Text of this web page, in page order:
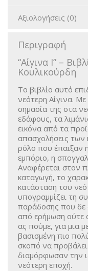
Αξιολογήσεις (0)
Περιγραφή
“Αίγινα Ι” –
Κουλικούρδη
Το βιβλίο αυτό
νεότερη Αίγινα.
σημασία της στα
εδάφους, τα
εικόνα από τα
απασχολήσεις των
ρόλο που έπαιξαν
εμπόριο, η
Αναφέρεται στον
καταγωγή, το
κατάσταση του
υπογραμμίζει τη
παράδοσης που δε
από ερήμωση ούτε
ας πούμε, για μια
βασισμένη πιο
σκοπό να
διαμόρφωσαν την
νεότερη εποχή.